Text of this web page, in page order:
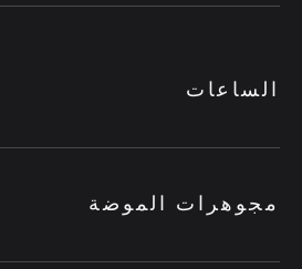
الساعات
مجوهرات الموضة